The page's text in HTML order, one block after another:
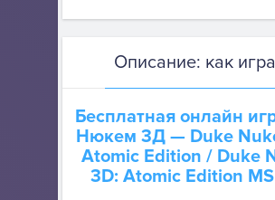
Описание: как
Бесплатная онлайн
Нюкем 3Д — Duke
Atomic Edition / Duke
3D: Atomic Edition